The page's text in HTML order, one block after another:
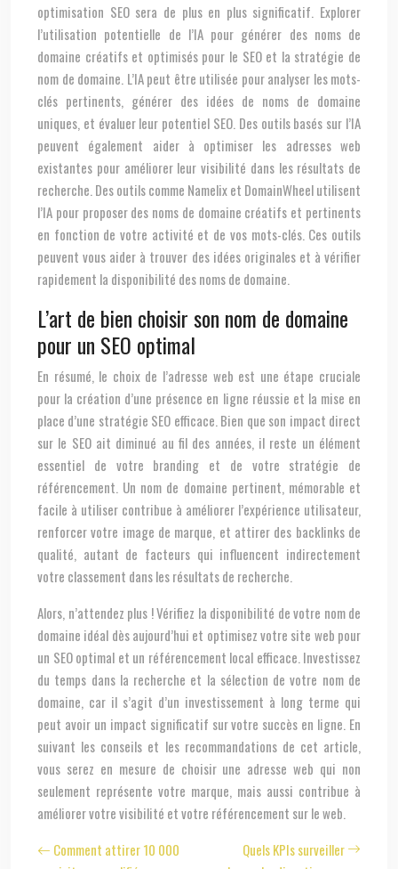
optimisation SEO sera de plus en plus significatif. Explorer
l’utilisation potentielle de l’IA pour générer des noms de
domaine créatifs et optimisés pour le SEO et la stratégie de
nom de domaine. L’IA peut être utilisée pour analyser les mots-
clés pertinents, générer des idées de noms de domaine
uniques, et évaluer leur potentiel SEO. Des outils basés sur l’IA
peuvent également aider à optimiser les adresses web
existantes pour améliorer leur visibilité dans les résultats de
recherche. Des outils comme Namelix et DomainWheel utilisent
l’IA pour proposer des noms de domaine créatifs et pertinents
en fonction de votre activité et de vos mots-clés. Ces outils
peuvent vous aider à trouver des idées originales et à vérifier
rapidement la disponibilité des noms de domaine.
L’art de bien choisir son nom de domaine
pour un SEO optimal
En résumé, le choix de l’adresse web est une étape cruciale
pour la création d’une présence en ligne réussie et la mise en
place d’une stratégie SEO efficace. Bien que son impact direct
sur le SEO ait diminué au fil des années, il reste un élément
essentiel de votre branding et de votre stratégie de
référencement. Un nom de domaine pertinent, mémorable et
facile à utiliser contribue à améliorer l’expérience utilisateur,
renforcer votre image de marque, et attirer des backlinks de
qualité, autant de facteurs qui influencent indirectement
votre classement dans les résultats de recherche.
Alors, n’attendez plus ! Vérifiez la disponibilité de votre nom de
domaine idéal dès aujourd’hui et optimisez votre site web pour
un SEO optimal et un référencement local efficace. Investissez
du temps dans la recherche et la sélection de votre nom de
domaine, car il s’agit d’un investissement à long terme qui
peut avoir un impact significatif sur votre succès en ligne. En
suivant les conseils et les recommandations de cet article,
vous serez en mesure de choisir une adresse web qui non
seulement représente votre marque, mais aussi contribue à
améliorer votre visibilité et votre référencement sur le web.
Comment attirer 10 000
Quels KPIs surveiller